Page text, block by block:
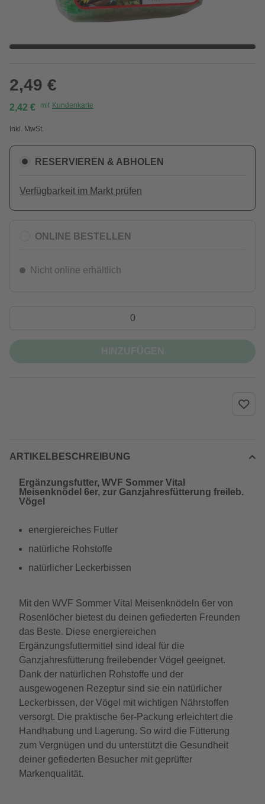
2,49 €
2,42 € mit Kundenkarte
Inkl. MwSt.
RESERVIEREN & ABHOLEN
Verfügbarkeit im Markt prüfen
ONLINE BESTELLEN
Nicht online erhältlich
ARTIKELBESCHREIBUNG
Ergänzungsfutter, WVF Sommer Vital
Meisenknödel 6er, zur Ganzjahresfütterung freileb.
Vögel
energiereiches Futter
natürliche Rohstoffe
natürlicher Leckerbissen
Mit den WVF Sommer Vital Meisenknödeln 6er von
Rosenlöcher bietest du deinen gefiederten Freunden
das Beste. Diese energiereichen
Ergänzungsfuttermittel sind ideal für die
Ganzjahresfütterung freilebender Vögel geeignet.
Dank der natürlichen Rohstoffe und der
ausgewogenen Rezeptur sind sie ein natürlicher
Leckerbissen, der Vögel mit wichtigen Nährstoffen
versorgt. Die praktische 6er-Packung erleichtert die
Handhabung und Lagerung. So wird die Fütterung
zum Vergnügen und du unterstützt die Gesundheit
deiner gefiederten Besucher mit geprüfter
Markenqualität.